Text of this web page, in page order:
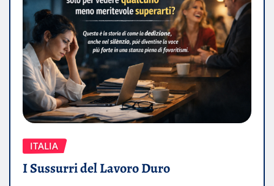
ITALIA
I Sussurri del Lavoro Duro